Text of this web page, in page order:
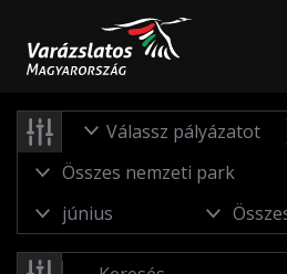
Válassz pályázatot